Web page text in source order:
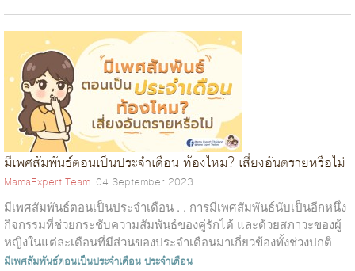
มีเพศสัมพันธ์ตอนเป็นประจำเดือน ท้องไหม? เสี่ยงอันตรายหรือไม่
MamaExpert Team 04 September 2023
มีเพศสัมพันธ์ตอนเป็นประจำเดือน . . การมีเพศสัมพันธ์นับเป็นอีกหนึ่ง
กิจกรรมที่ช่วยกระชับความสัมพันธ์ของคู่รักได้ และด้วยสภาวะของผู้
หญิงในแต่ละเดือนที่มีส่วนของประจำเดือนมาเกี่ยวข้องทั้งช่วงปกติ
และช...
มีเพศสัมพันธ์ตอนเป็นประจำเดือนประจำเดือน